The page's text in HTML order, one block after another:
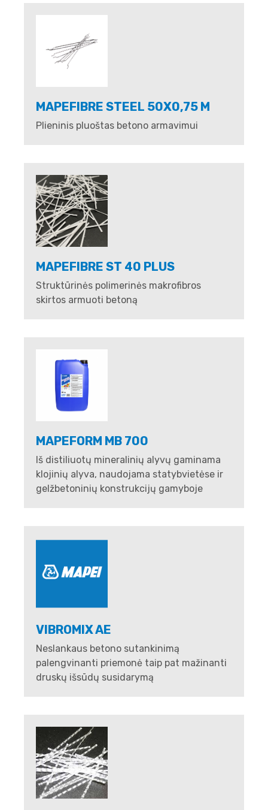
MAPEFIBRE STEEL 50X0,75 M
Plieninis pluoštas betono armavimui
MAPEFIBRE ST 40 PLUS
Struktūrinės polimerinės makrofibros
skirtos armuoti betoną
MAPEFORM MB 700
Iš distiliuotų mineralinių alyvų gaminama
klojinių alyva, naudojama statybvietėse ir
gelžbetoninių konstrukcijų gamyboje
VIBROMIX AE
Neslankaus betono sutankinimą
palengvinanti priemonė taip pat mažinanti
druskų išsūdų susidarymą